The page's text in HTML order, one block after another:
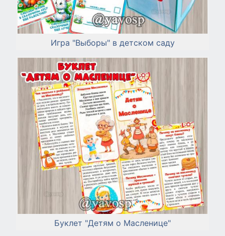
Игра "Выборы" в детском саду
Буклет "Детям о Масленице"